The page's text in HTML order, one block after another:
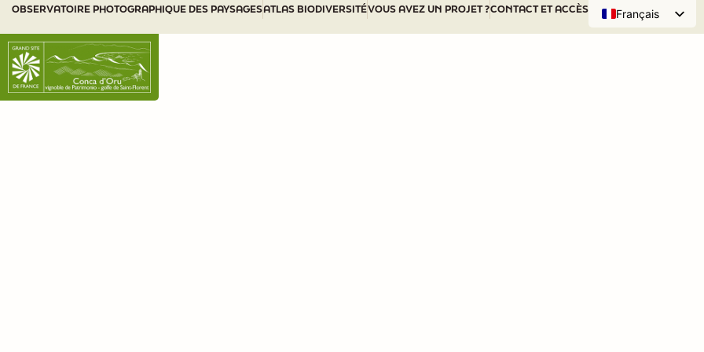
OBSERVATOIRE PHOTOGRAPHIQUE DES PAYSAGESATLAS BIODIVERSITÉVOUS AVEZ UN PROJET ?CONTACT ET ACCÈS
Français